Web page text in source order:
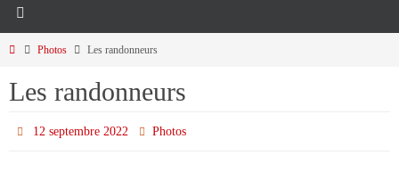
HomePhotos Les randonneurs
Les randonneurs
12 septembre 2022 Photos